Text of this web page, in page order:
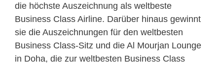
die höchste Auszeichnung als weltbeste
Business Class Airline. Darüber hinaus gewinnt
sie die Auszeichnungen für den weltbesten
Business Class-Sitz und die Al Mourjan Lounge
in Doha, die zur weltbesten Business Class